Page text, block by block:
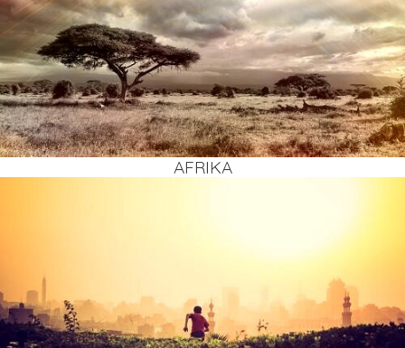
AFRI­KA